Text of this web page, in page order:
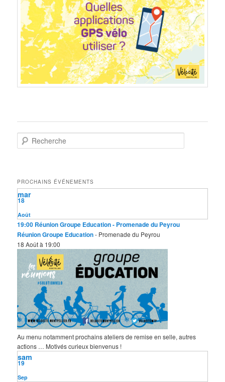
e
r
c
h
e
PROCHAINS ÉVÉNEMENTS
Août
18
mar
19:00 Réunion Groupe Education- Promenade du Peyrou
Réunion Groupe Education- Promenade du Peyrou
18 Août à 19:00
Au menu notamment prochains ateliers de remise en selle, autres
actions … Motivés curieux bienvenus !
Sep
19
sam